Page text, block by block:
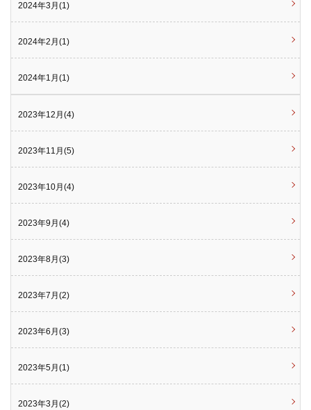
2024年3月(1)
2024年2月(1)
2024年1月(1)
2023年12月(4)
2023年11月(5)
2023年10月(4)
2023年9月(4)
2023年8月(3)
2023年7月(2)
2023年6月(3)
2023年5月(1)
2023年3月(2)